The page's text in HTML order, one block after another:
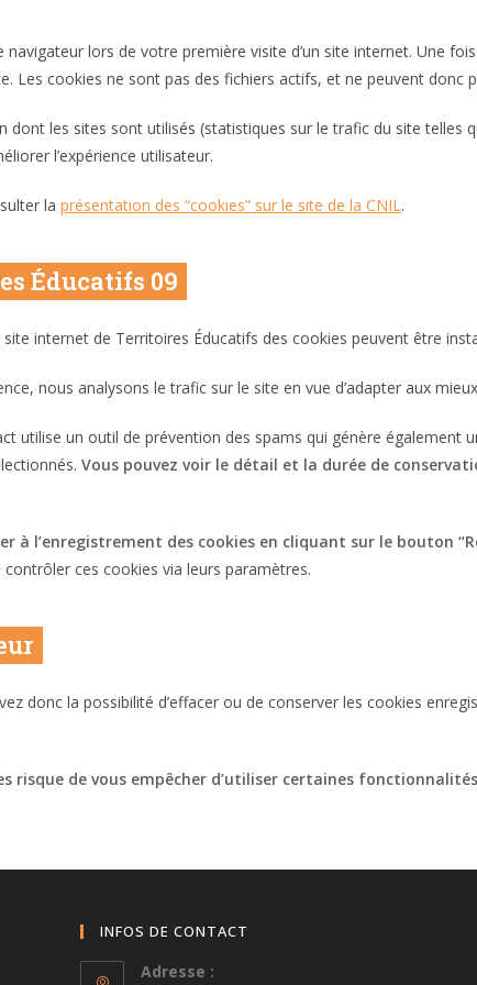
lors de votre première visite d’un site internet. Une
cookies ne sont pas des fichiers actifs, et ne peuvent donc
les sites sont utilisés (statistiques sur le trafic du site telles
l’expérience utilisateur.
la présentation des “cookies” sur le site de la CNIL.
Éducatifs 09
internet de Territoires Éducatifs des cookies peuvent être
nous analysons le trafic sur le site en vue d’adapter aux
utilise un outil de prévention des spams qui génère
Vous pouvez voir le détail et la durée de
à l’enregistrement des cookies en cliquant sur le bouton
ces cookies via leurs paramètres.
donc la possibilité d’effacer ou de conserver les cookies
de vous empêcher d’utiliser certaines
INFOS DE CONTACT
Adresse :